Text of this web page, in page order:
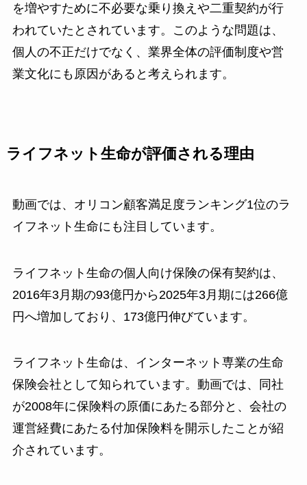
を増やすために不必要な乗り換えや二重契約が行
われていたとされています。このような問題は、
個人の不正だけでなく、業界全体の評価制度や営
業文化にも原因があると考えられます。
ライフネット生命が評価される理由
動画では、オリコン顧客満足度ランキング1位のラ
イフネット生命にも注目しています。
ライフネット生命の個人向け保険の保有契約は、
2016年3月期の93億円から2025年3月期には266億
円へ増加しており、173億円伸びています。
ライフネット生命は、インターネット専業の生命
保険会社として知られています。動画では、同社
が2008年に保険料の原価にあたる部分と、会社の
運営経費にあたる付加保険料を開示したことが紹
介されています。